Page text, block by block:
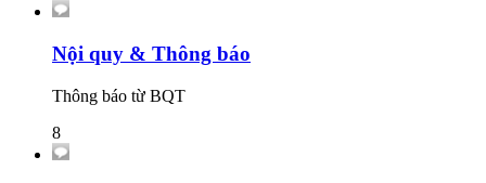
Nội quy & Thông báo
Thông báo từ BQT
8